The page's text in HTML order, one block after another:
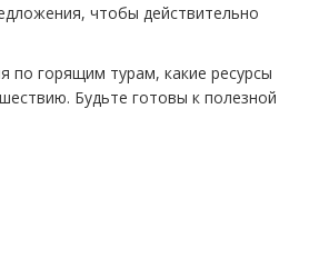
чтобы действительно
по горящим турам, какие ресурсы
Будьте готовы к полезной